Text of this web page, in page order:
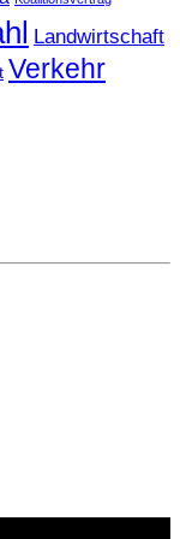
Landwirtschaft
Verkehr